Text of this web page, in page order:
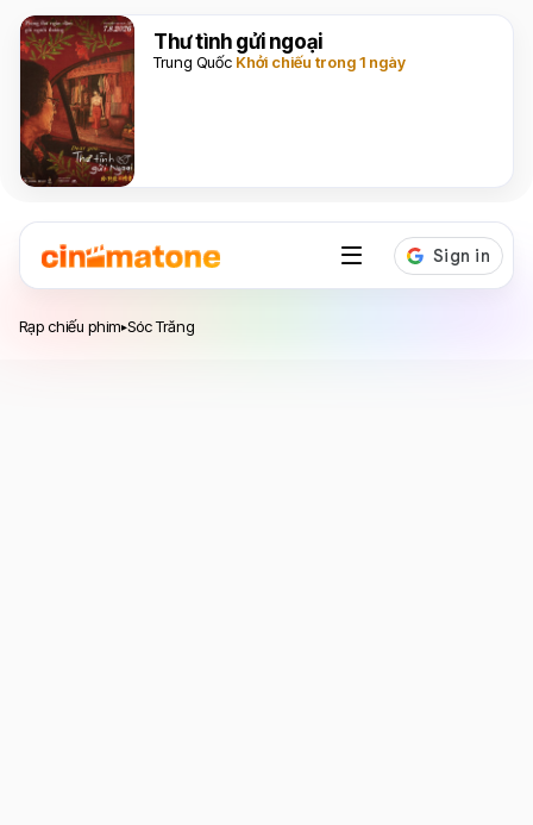
Thư tình gửi ngoại
Trung Quốc Khởi chiếu trong 1 ngày
Rạp chiếu phim▸Sóc Trăng